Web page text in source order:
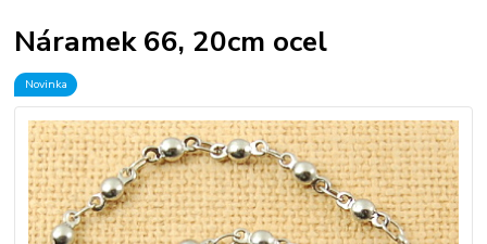
Náramek 66, 20cm ocel
Novinka